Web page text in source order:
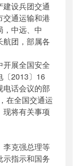
患;整改;督查;
设兵团交通
交通运输和港
，中远、中
航团，部属各
展全国安全
〔2013〕16
电话会议的部
在全国交通运
现将有关事项
克强总理等
示指示和国务